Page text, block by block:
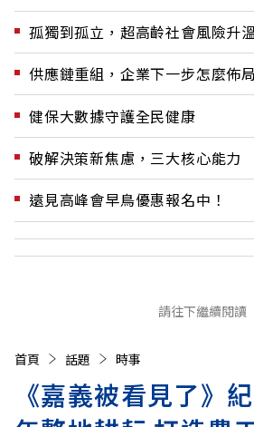
孤獨到孤立，超高齡社會風險升溫
供應鏈重組，企業下一步怎麼佈局
健保大數據守護全民健康
破解決策新焦慮，三大核心能力
遠見高峰會早鳥優惠報名中！
請往下繼續閱讀
首頁 話題 時事
《嘉義被看見了》